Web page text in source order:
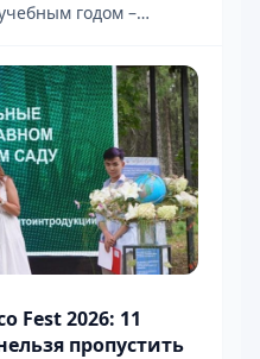
годом –
Fest 2026: 11
пропустить